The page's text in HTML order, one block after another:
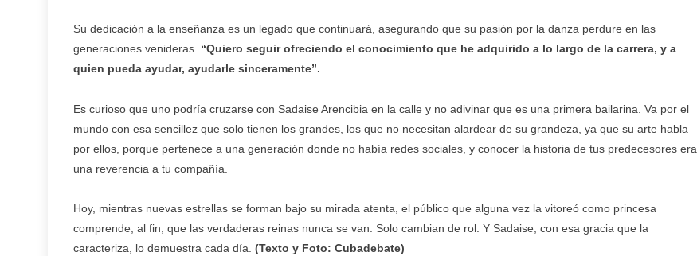
Su dedicación a la enseñanza es un legado que continuará, asegurando que su pasión por la danza perdure en las
generaciones venideras. “Quiero seguir ofreciendo el conocimiento que he adquirido a lo largo de la carrera, y a
quien pueda ayudar, ayudarle sinceramente”.
Es curioso que uno podría cruzarse con Sadaise Arencibia en la calle y no adivinar que es una primera bailarina. Va por el
mundo con esa sencillez que solo tienen los grandes, los que no necesitan alardear de su grandeza, ya que su arte habla
por ellos, porque pertenece a una generación donde no había redes sociales, y conocer la historia de tus predecesores era
una reverencia a tu compañía.
Hoy, mientras nuevas estrellas se forman bajo su mirada atenta, el público que alguna vez la vitoreó como princesa
comprende, al fin, que las verdaderas reinas nunca se van. Solo cambian de rol. Y Sadaise, con esa gracia que la
caracteriza, lo demuestra cada día. (Texto y Foto: Cubadebate)